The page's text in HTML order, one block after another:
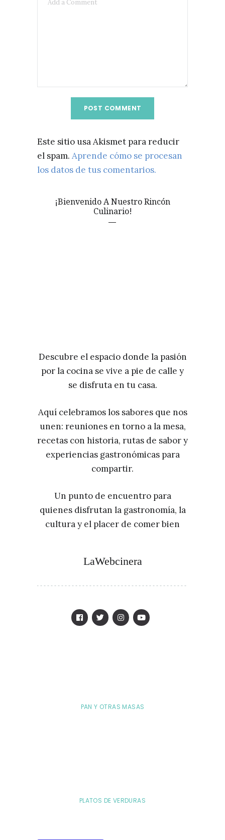
Este sitio usa Akismet para reducir
el spam. Aprende cómo se procesan
los datos de tus comentarios.
¡Bienvenido A Nuestro Rincón
Culinario!
Descubre el espacio donde la pasión
por la cocina se vive a pie de calle y
se disfruta en tu casa.
Aquí celebramos los sabores que nos
unen: reuniones en torno a la mesa,
recetas con historia, rutas de sabor y
experiencias gastronómicas para
compartir.
Un punto de encuentro para
quienes disfrutan la gastronomía, la
cultura y el placer de comer bien
LaWebcinera
PAN Y OTRAS MASAS
PLATOS DE VERDURAS